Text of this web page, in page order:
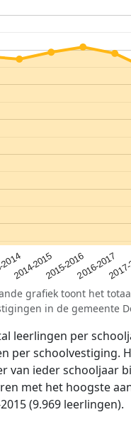
2014-20152015-20162016-2017
grafiek toont het
in de gemeente
leerlingen per
per schoolvestiging.
van ieder schooljaar
met het hoogste
(9.969 leerlingen).